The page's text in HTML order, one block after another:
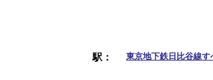
駅 東京地下鉄日比谷線